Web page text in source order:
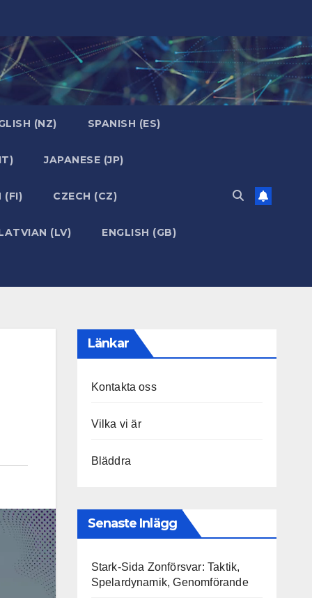
(NZ) SPANISH (ES)
JAPANESE (JP)
(FI) CZECH (CZ)
(LV) ENGLISH (GB)
Länkar
Kontakta oss
Vilka vi är
Bläddra
Senaste Inlägg
Stark-Sida Zonförsvar: Taktik,
Spelardynamik, Genomförande